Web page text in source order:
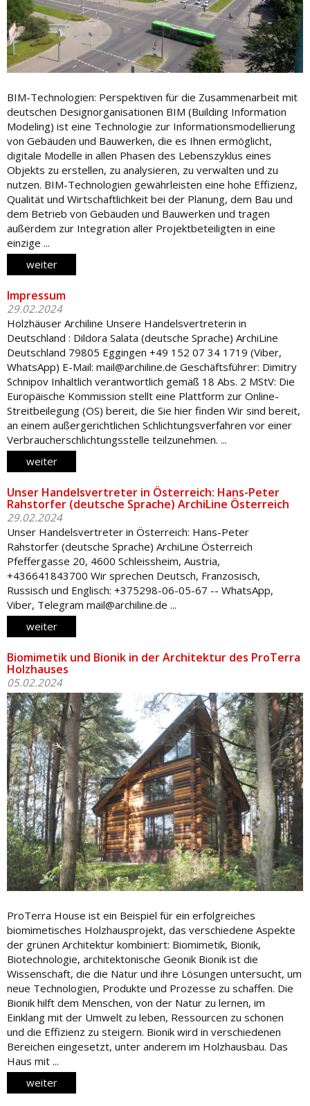
BIM-Technologien: Perspektiven für die Zusammenarbeit mit
deutschen Designorganisationen BIM (Building Information
Modeling) ist eine Technologie zur Informationsmodellierung
von Gebäuden und Bauwerken, die es Ihnen ermöglicht,
digitale Modelle in allen Phasen des Lebenszyklus eines
Objekts zu erstellen, zu analysieren, zu verwalten und zu
nutzen. BIM-Technologien gewährleisten eine hohe Effizienz,
Qualität und Wirtschaftlichkeit bei der Planung, dem Bau und
dem Betrieb von Gebäuden und Bauwerken und tragen
außerdem zur Integration aller Projektbeteiligten in eine
einzige ...
weiter
Impressum
29.02.2024
Holzhäuser Archiline Unsere Handelsvertreterin in
Deutschland : Dildora Salata (deutsche Sprache) ArchiLine
Deutschland 79805 Eggingen +49 152 07 34 1719 (Viber,
WhatsApp) E-Mail: mail@archiline.de Geschäftsführer: Dimitry
Schnipov Inhaltlich verantwortlich gemäß 18 Abs. 2 MStV: Die
Europäische Kommission stellt eine Plattform zur Online-
Streitbeilegung (OS) bereit, die Sie hier finden Wir sind bereit,
an einem außergerichtlichen Schlichtungsverfahren vor einer
Verbraucherschlichtungsstelle teilzunehmen. ...
weiter
Unser Handelsvertreter in Österreich: Hans-Peter
Rahstorfer (deutsche Sprache) ArchiLine Österreich
29.02.2024
Unser Handelsvertreter in Österreich: Hans-Peter
Rahstorfer (deutsche Sprache) ArchiLine Österreich
Pfeffergasse 20, 4600 Schleissheim, Austria,
+436641843700 Wir sprechen Deutsch, Franzosisch,
Russisch und Englisch: +375298-06-05-67 -- WhatsApp,
Viber, Telegram mail@archiline.de ...
weiter
Biomimetik und Bionik in der Architektur des ProTerra
Holzhauses
05.02.2024
ProTerra House ist ein Beispiel für ein erfolgreiches
biomimetisches Holzhausprojekt, das verschiedene Aspekte
der grünen Architektur kombiniert: Biomimetik, Bionik,
Biotechnologie, architektonische Geonik Bionik ist die
Wissenschaft, die die Natur und ihre Lösungen untersucht, um
neue Technologien, Produkte und Prozesse zu schaffen. Die
Bionik hilft dem Menschen, von der Natur zu lernen, im
Einklang mit der Umwelt zu leben, Ressourcen zu schonen
und die Effizienz zu steigern. Bionik wird in verschiedenen
Bereichen eingesetzt, unter anderem im Holzhausbau. Das
Haus mit ...
weiter